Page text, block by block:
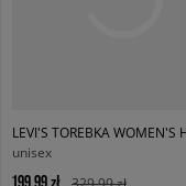
unisex
199,99 zł
329,99 zł